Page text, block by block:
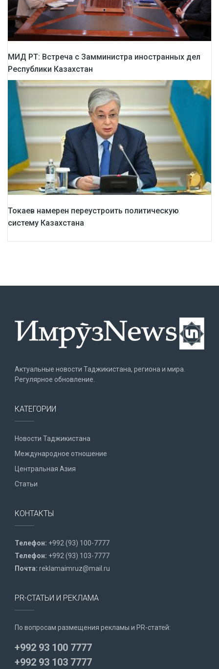
МИД РТ: Встреча с Замминистра иностранных дел
Республики Казахстан
Токаев намерен переустроить политическую
систему Казахстана
Актуальные новости Таджикистана, региона и мира.
Регулярное обновление.
КАТЕГОРИИ
Новости Таджикистана
Международное отношение
Центральная Азия
Статьи
КОНТАКТЫ
Телефон: +992 (93) 100-7777
Телефон: +992 (93) 103-7777
Почта: reklamaimruz@mail.ru
PR-СТАТЬИ И РЕКЛАМА
По вопросам размещения рекламы и PR-статей:
+992 93 100 7777
+992 93 103 7777